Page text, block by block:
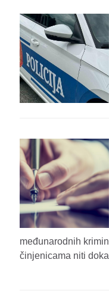
međunarodnih
činjenicama niti